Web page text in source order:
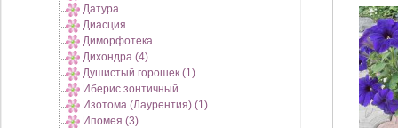
Датура
Диасция
Диморфотека
Дихондра (4)
Душистый горошек (1)
Иберис зонтичный
Изотома (Лаурентия) (1)
Ипомея (3)